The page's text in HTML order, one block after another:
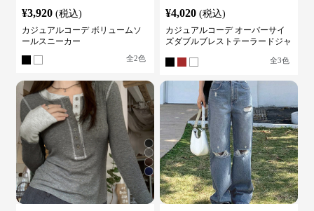
¥3,920 (税込)
カジュアルコーデ ボリュームソ
ールスニーカー
全2色
¥4,020 (税込)
カジュアルコーデ オーバーサイ
ズダブルブレストテーラードジャ
全3色